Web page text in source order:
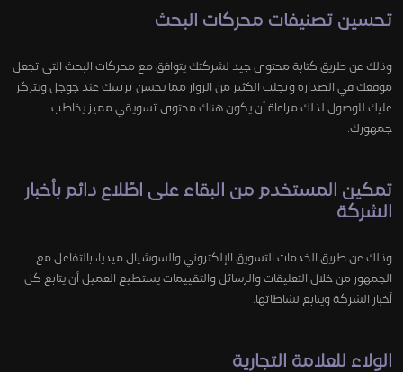
تحسين تصنيفات محركات البحث
وذلك عن طريق كتابة محتوى جيد لشركتك يتوافق مع محركات البحث التي تجعل
موقعك في الصدارة وتجلب الكثير من الزوار مما يحسن ترتيبك عند جوجل ويتركز
عليك للوصول لذلك مراعاة أن يكون هناك محتوى تسويقي مميز يخاطب
جمهورك.
تمكين المستخدم من البقاء على اطّلاع دائم بأخبار
الشركة
وذلك عن طريق الخدمات التسويق الإلكتروني والسوشيال ميديا، بالتفاعل مع
الجمهور من خلال التعليقات والرسائل والتقييمات يستطيع العميل أن يتابع كل
أخبار الشركة ويتابع نشاطاتها.
الولاء للعلامة التجارية